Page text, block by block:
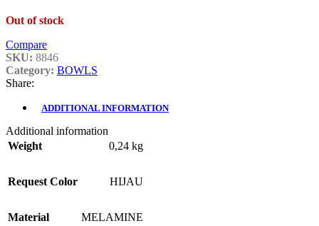
Out of stock
Compare
SKU: 8846
Category: BOWLS
Share:
ADDITIONAL INFORMATION
Additional information
Weight
0,24 kg
Request Color HIJAU
Material MELAMINE